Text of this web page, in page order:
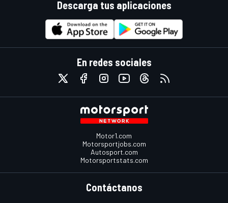
Descarga tus aplicaciones
En redes sociales
Motor1.com
Motorsportjobs.com
Autosport.com
Motorsportstats.com
Contáctanos